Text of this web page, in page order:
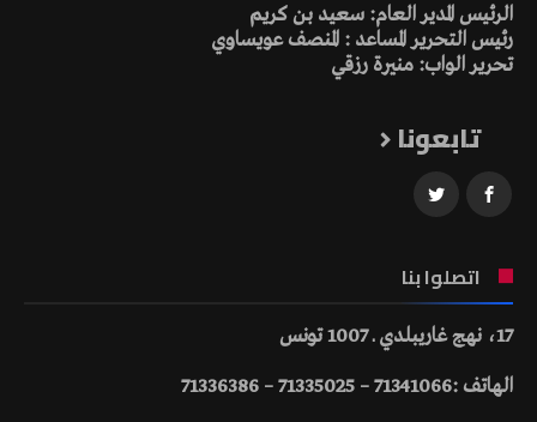
الرئيس المدير العام: سعيد بن كريم
رئيس التحرير المساعد : المنصف عويساوي
تحرير الواب: منيرة رزقي
تابعونا
اتصلوا بنا
17، نهج غاريبلدي ـ 1007 تونس
الهاتف :71341066 – 71335025 – 71336386